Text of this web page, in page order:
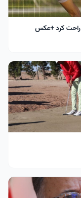
راحت کرد +عکس